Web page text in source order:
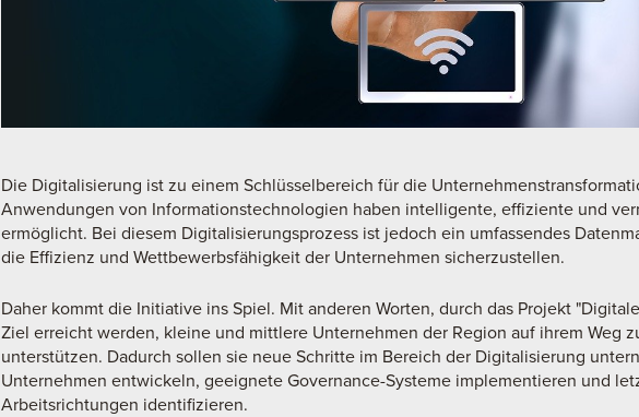
Die Digitalisierung ist zu einem Schlüsselbereich für die
Anwendungen von Informationstechnologien haben intelligente, effiziente und
ermöglicht. Bei diesem Digitalisierungsprozess ist jedoch ein umfassendes
die Effizienz und Wettbewerbsfähigkeit der Unternehmen sicherzustellen.
Daher kommt die Initiative ins Spiel. Mit anderen Worten, durch das Projekt
Ziel erreicht werden, kleine und mittlere Unternehmen der Region auf ihrem Weg
unterstützen. Dadurch sollen sie neue Schritte im Bereich der Digitalisierung
Unternehmen entwickeln, geeignete Governance-Systeme implementieren und
Arbeitsrichtungen identifizieren.